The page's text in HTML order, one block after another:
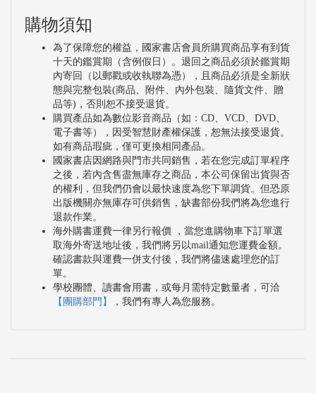
購物須知
為了保障您的權益，國家書店會員所購買商品享有到貨
十天的鑑賞期（含例假日）。退回之商品必須於鑑賞期
內寄回（以郵戳或收執聯為憑），且商品必須是全新狀
態與完整包裝(商品、附件、內外包裝、隨貨文件、贈
品等)，否則恕不接受退貨。
購買產品如為數位影音商品（如：CD、VCD、DVD、
電子書等），因受智慧財產權保護，恕無法接受退貨。
如有商品瑕疵，僅可更換相同產品。
國家書店因網路與門市共同銷售，若在您完成訂單程序
之後，若內含售盡無庫存之商品，本公司保留出貨與否
的權利，但我們仍會以最快速度為您下單調貨。但恐原
出版機關亦無庫存可供銷售，缺書部份我們將為您進行
退款作業。
海外購書運費一律另行報價 ，當您進購物車下訂單選
取海外寄送地址後，我們將另以mail通知您運費金額。
確認書款與運費一併支付後，我們將儘速處理您的訂
單。
學校團體、讀書會用書，或每月需特定數量者，可洽
【團購部門】
，我們有專人為您服務。